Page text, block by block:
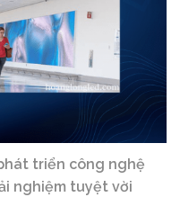
triển công nghệ
nghiệm tuyệt vời